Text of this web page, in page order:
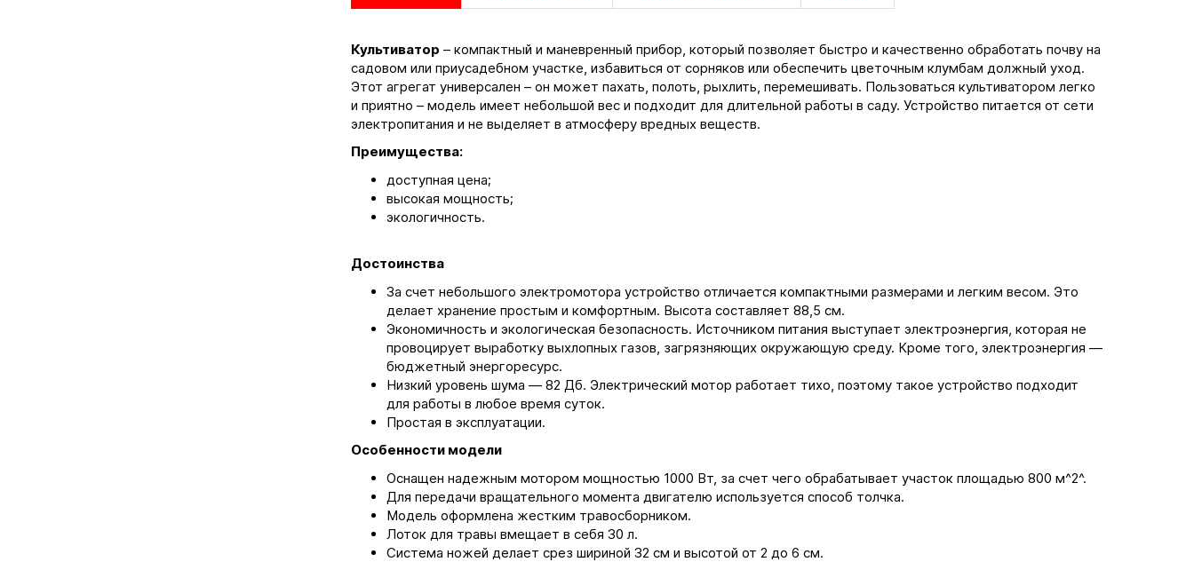
Культиватор – компактный и маневренный прибор, который позволяет быстро и качественно обработать почву на
садовом или приусадебном участке, избавиться от сорняков или обеспечить цветочным клумбам должный уход.
Этот агрегат универсален – он может пахать, полоть, рыхлить, перемешивать. Пользоваться культиватором легко
и приятно – модель имеет небольшой вес и подходит для длительной работы в саду. Устройство питается от сети
электропитания и не выделяет в атмосферу вредных веществ.
Преимущества:
доступная цена;
высокая мощность;
экологичность.
Достоинства
За счет небольшого электромотора устройство отличается компактными размерами и легким весом. Это
делает хранение простым и комфортным. Высота составляет 88,5 см.
Экономичность и экологическая безопасность. Источником питания выступает электроэнергия, которая не
провоцирует выработку выхлопных газов, загрязняющих окружающую среду. Кроме того, электроэнергия ―
бюджетный энергоресурс.
Низкий уровень шума ― 82 Дб. Электрический мотор работает тихо, поэтому такое устройство подходит
для работы в любое время суток.
Простая в эксплуатации.
Особенности модели
Оснащен надежным мотором мощностью 1000 Вт, за счет чего обрабатывает участок площадью 800 м^2^.
Для передачи вращательного момента двигателю используется способ толчка.
Модель оформлена жестким травосборником.
Лоток для травы вмещает в себя 30 л.
Система ножей делает срез шириной 32 см и высотой от 2 до 6 см.